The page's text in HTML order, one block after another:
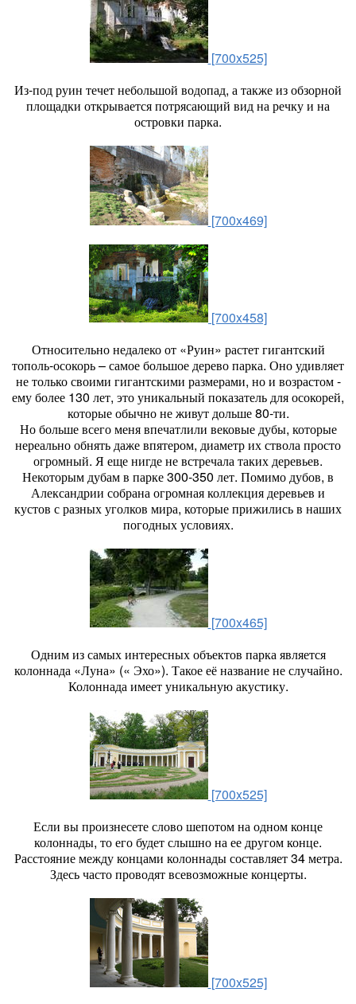
[700x525]
Из-под руин течет небольшой водопад, а также из обзорной
площадки открывается потрясающий вид на речку и на
островки парка.
[700x469]
[700x458]
Относительно недалеко от «Руин» растет гигантский
тополь-осокорь – самое большое дерево парка. Оно удивляет
не только своими гигантскими размерами, но и возрастом -
ему более 130 лет, это уникальный показатель для осокорей,
которые обычно не живут дольше 80-ти.
Но больше всего меня впечатлили вековые дубы, которые
нереально обнять даже впятером, диаметр их ствола просто
огромный. Я еще нигде не встречала таких деревьев.
Некоторым дубам в парке 300-350 лет. Помимо дубов, в
Александрии собрана огромная коллекция деревьев и
кустов с разных уголков мира, которые прижились в наших
погодных условиях.
[700x465]
Одним из самых интересных объектов парка является
колоннада «Луна» (« Эхо»). Такое её название не случайно.
Колоннада имеет уникальную акустику.
[700x525]
Если вы произнесете слово шепотом на одном конце
колоннады, то его будет слышно на ее другом конце.
Расстояние между концами колоннады составляет 34 метра.
Здесь часто проводят всевозможные концерты.
[700x525]